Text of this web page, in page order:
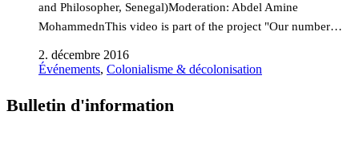
and Philosopher, Senegal)Moderation: Abdel Amine
MohammednThis video is part of the project "Our number…
2. décembre 2016
Événements, Colonialisme & décolonisation
Bulletin d'information